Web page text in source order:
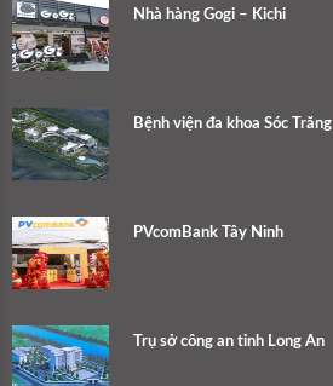
Nhà hàng Gogi – Kichi
Bệnh viện đa khoa Sóc Trăng
PVcomBank Tây Ninh
Trụ sở công an tỉnh Long An